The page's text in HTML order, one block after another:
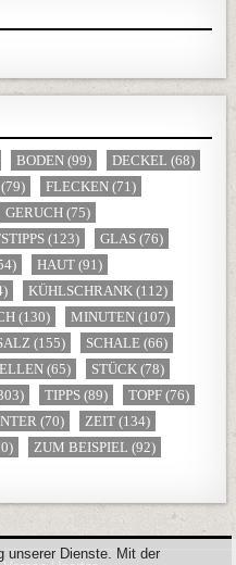
BODEN (99) DECKEL (68)
(79) FLECKEN (71)
GERUCH (75)
(123) GLAS (76)
HAUT (91)
KÜHLSCHRANK (112)
(130) MINUTEN (107)
(155) SCHALE (66)
(65) STÜCK (78)
TIPPS (89) TOPF (76)
(70) ZEIT (134)
ZUM BEISPIEL (92)
unserer Dienste. Mit der